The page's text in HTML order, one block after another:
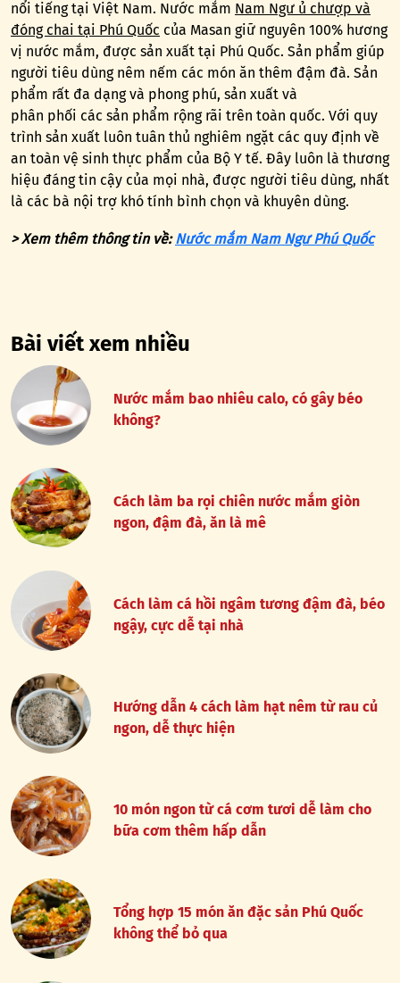
nổi tiếng tại Việt Nam. Nước mắm Nam Ngư ủ chượp và
đóng chai tại Phú Quốc của Masan giữ nguyên 100% hương
vị nước mắm, được sản xuất tại Phú Quốc. Sản phẩm giúp
người tiêu dùng nêm nếm các món ăn thêm đậm đà. Sản
phẩm rất đa dạng và phong phú, sản xuất và
phân phối các sản phẩm rộng rãi trên toàn quốc. Với quy
trình sản xuất luôn tuân thủ nghiêm ngặt các quy định về
an toàn vệ sinh thực phẩm của Bộ Y tế. Đây luôn là thương
hiệu đáng tin cậy của mọi nhà, được người tiêu dùng, nhất
là các bà nội trợ khó tính bình chọn và khuyên dùng.
> Xem thêm thông tin về:Nước mắm Nam Ngư Phú Quốc
Bài viết xem nhiều
Nước mắm bao nhiêu calo, có gây béo
không?
Cách làm ba rọi chiên nước mắm giòn
ngon, đậm đà, ăn là mê
Cách làm cá hồi ngâm tương đậm đà, béo
ngậy, cực dễ tại nhà
Hướng dẫn 4 cách làm hạt nêm từ rau củ
ngon, dễ thực hiện
10 món ngon từ cá cơm tươi dễ làm cho
bữa cơm thêm hấp dẫn
Tổng hợp 15 món ăn đặc sản Phú Quốc
không thể bỏ qua